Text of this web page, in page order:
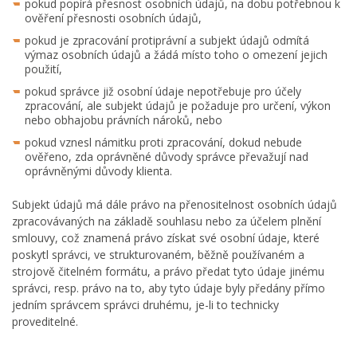
pokud popírá přesnost osobních údajů, na dobu potřebnou k
ověření přesnosti osobních údajů,
pokud je zpracování protiprávní a subjekt údajů odmítá
výmaz osobních údajů a žádá místo toho o omezení jejich
použití,
pokud správce již osobní údaje nepotřebuje pro účely
zpracování, ale subjekt údajů je požaduje pro určení, výkon
nebo obhajobu právních nároků, nebo
pokud vznesl námitku proti zpracování, dokud nebude
ověřeno, zda oprávněné důvody správce převažují nad
oprávněnými důvody klienta.
Subjekt údajů má dále právo na přenositelnost osobních údajů
zpracovávaných na základě souhlasu nebo za účelem plnění
smlouvy, což znamená právo získat své osobní údaje, které
poskytl správci, ve strukturovaném, běžně používaném a
strojově čitelném formátu, a právo předat tyto údaje jinému
správci, resp. právo na to, aby tyto údaje byly předány přímo
jedním správcem správci druhému, je-li to technicky
proveditelné.